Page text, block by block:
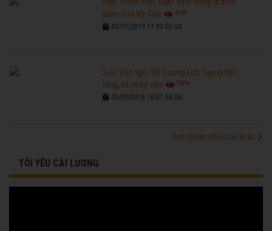
Ngô Thanh Vân, Đàm Vĩnh Hưng đi xem
phim của Mỹ Tâm
6265
03/01/2019 11:03:00 SA
Sao Việt nghỉ Tết Dương lịch: Người tiệc
tùng, kẻ nhập viện
7676
03/01/2019 10:01:54 SA
Xem thêm nhiều tin khác
TÔI YÊU CẢI LƯƠNG